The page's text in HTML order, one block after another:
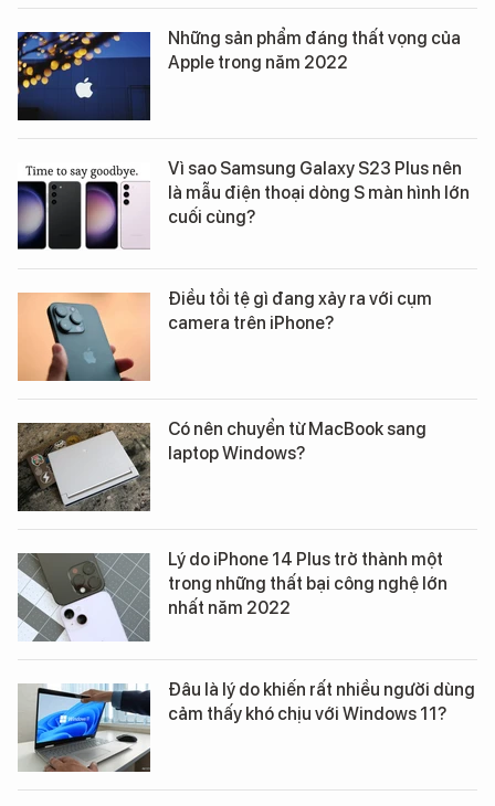
Những sản phẩm đáng thất vọng của
Apple trong năm 2022
Vì sao Samsung Galaxy S23 Plus nên
là mẫu điện thoại dòng S màn hình lớn
cuối cùng?
Điều tồi tệ gì đang xảy ra với cụm
camera trên iPhone?
Có nên chuyển từ MacBook sang
laptop Windows?
Lý do iPhone 14 Plus trở thành một
trong những thất bại công nghệ lớn
nhất năm 2022
Đâu là lý do khiến rất nhiều người dùng
cảm thấy khó chịu với Windows 11?